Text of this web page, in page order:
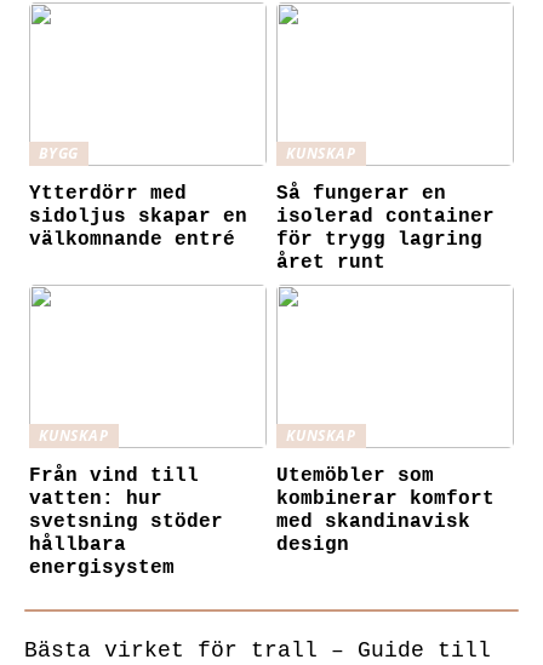
BYGG
Ytterdörr med
sidoljus skapar en
välkomnande entré
KUNSKAP
Så fungerar en
isolerad container
för trygg lagring
året runt
KUNSKAP
Från vind till
vatten: hur
svetsning stöder
hållbara
energisystem
KUNSKAP
Utemöbler som
kombinerar komfort
med skandinavisk
design
Bästa virket för trall – Guide till